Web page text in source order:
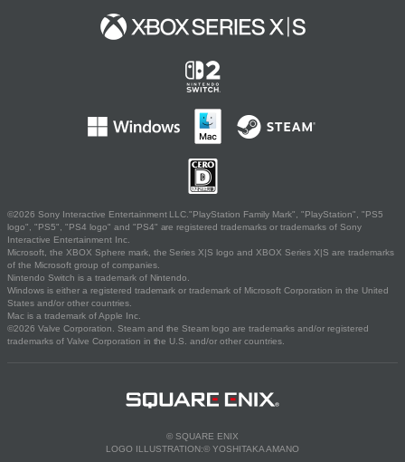
©2026 Sony Interactive Entertainment LLC."PlayStation Family Mark", "PlayStation", "PS5
logo", "PS5", "PS4 logo" and "PS4" are registered trademarks or trademarks of Sony
Interactive Entertainment Inc.
Microsoft, the XBOX Sphere mark, the Series X|S logo and XBOX Series X|S are trademarks
of the Microsoft group of companies.
Nintendo Switch is a trademark of Nintendo.
Windows is either a registered trademark or trademark of Microsoft Corporation in the United
States and/or other countries.
Mac is a trademark of Apple Inc.
©2026 Valve Corporation. Steam and the Steam logo are trademarks and/or registered
trademarks of Valve Corporation in the U.S. and/or other countries.
© SQUARE ENIX
LOGO ILLUSTRATION:© YOSHITAKA AMANO